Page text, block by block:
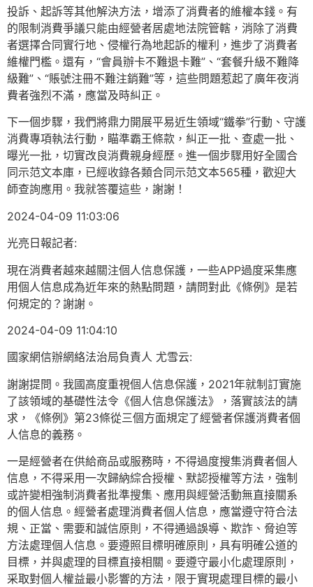
投訴、起訴等其他解決方法，增添了消費者的維權本錢。有
的限制消費爭議只能由經營者居處地法院管轄，消除了消費
者選擇合同實行地、侵權行為地起訴的權利，進步了消費者
維權門檻。還有，“會員辦卡不難退卡難”、“套餐升級不難降
級難”、“賬號注冊不難注銷難”等，這些問題惹起了廣年夜消
費者強烈不滿，應當及時糾正。
下一個步驟，我們將鼎力開展平易近生領域“鐵拳”行動、守護
消費專項執法行動，瞄準霸王條款，糾正一批、查處一批、
曝光一批，切實改良消費親身經歷。進一個步驟用好全國合
同示范文本庫，已經收錄各類合同示范文本565種，歡迎大
師查詢應用。我就答覆這些，謝謝！
2024-04-09 11:03:06
光亮日報記者:
現在消費者越來越關注個人信息保護，一些APP過度采集應
用個人信息成為近年來的熱點問題，請問對此《條例》是若
何規定的？謝謝。
2024-04-09 11:04:10
國家網信辦網絡法治局負責人 尤雪云:
謝謝提問。我國高度重視個人信息保護，2021年就制訂實施
了該領域的基礎性法令《個人信息保護法》，落實該法的請
求，《條例》第23條從三個方面規定了經營者保護消費者個
人信息的義務。
一是經營者在供給商品或服務時，不得過度搜集消費者個人
信息，不得采用一次歸納綜合授權、默認授權等方法，強制
或許變相強制消費者批準搜集、應用與經營活動無直接關系
的個人信息。經營者處理消費者個人信息，應當遵守符合法
規、正當、需要和誠信原則，不得通過誤導、欺詐、脅迫等
方法處理個人信息。要遵照目標明確原則，具有明確公道的
目標，并與處理的目標直接相關。要遵守最小化處理原則，
采取對個人權益最小影響的方法，限于實現處理目標的最小